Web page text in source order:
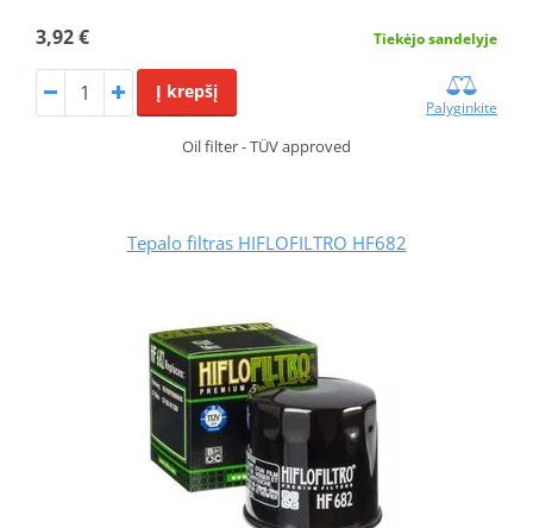
3,92 € Tiekėjo sandelyje
Į krepšį
Palyginkite
Oil filter - TÜV approved
Tepalo filtras HIFLOFILTRO HF682